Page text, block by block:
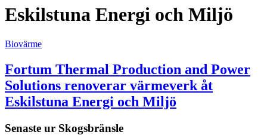
Eskilstuna Energi och Miljö
Biovärme
Fortum Thermal Production and Power
Solutions renoverar värmeverk åt
Eskilstuna Energi och Miljö
Senaste ur Skogsbränsle